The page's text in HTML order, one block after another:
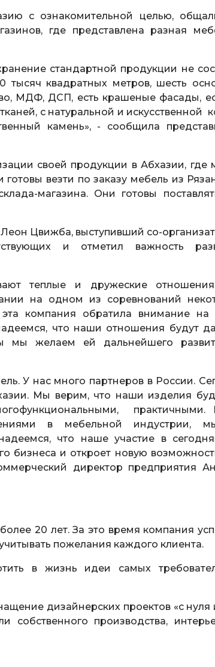
с ознакомительной целью,
где представлена разная
стандартной продукции не
квадратных метров, шесть
МДФ, ДСП, есть крашеные фасады,
с натуральной и искусственной
камень», - сообщила
своей продукции в Абхазии, где
везти по заказу мебель из
магазина. Они готовы
Цвижба, выступивший со-
и отметил важность
теплые и дружеские
на одном из соревнований
компания обратила внимание на
что наши отношения будут
мы желаем ей дальнейшего
У нас много партнеров в России.
Мы верим, что наши изделия
практичными.
в мебельной индустрии,
что наше участие в
бизнеса и откроет новую
директор предприятия
20 лет. За это время компания
пожелания каждого клиента.
в жизнь идеи самых
дизайнерских проектов «с нуля
собственного производства,